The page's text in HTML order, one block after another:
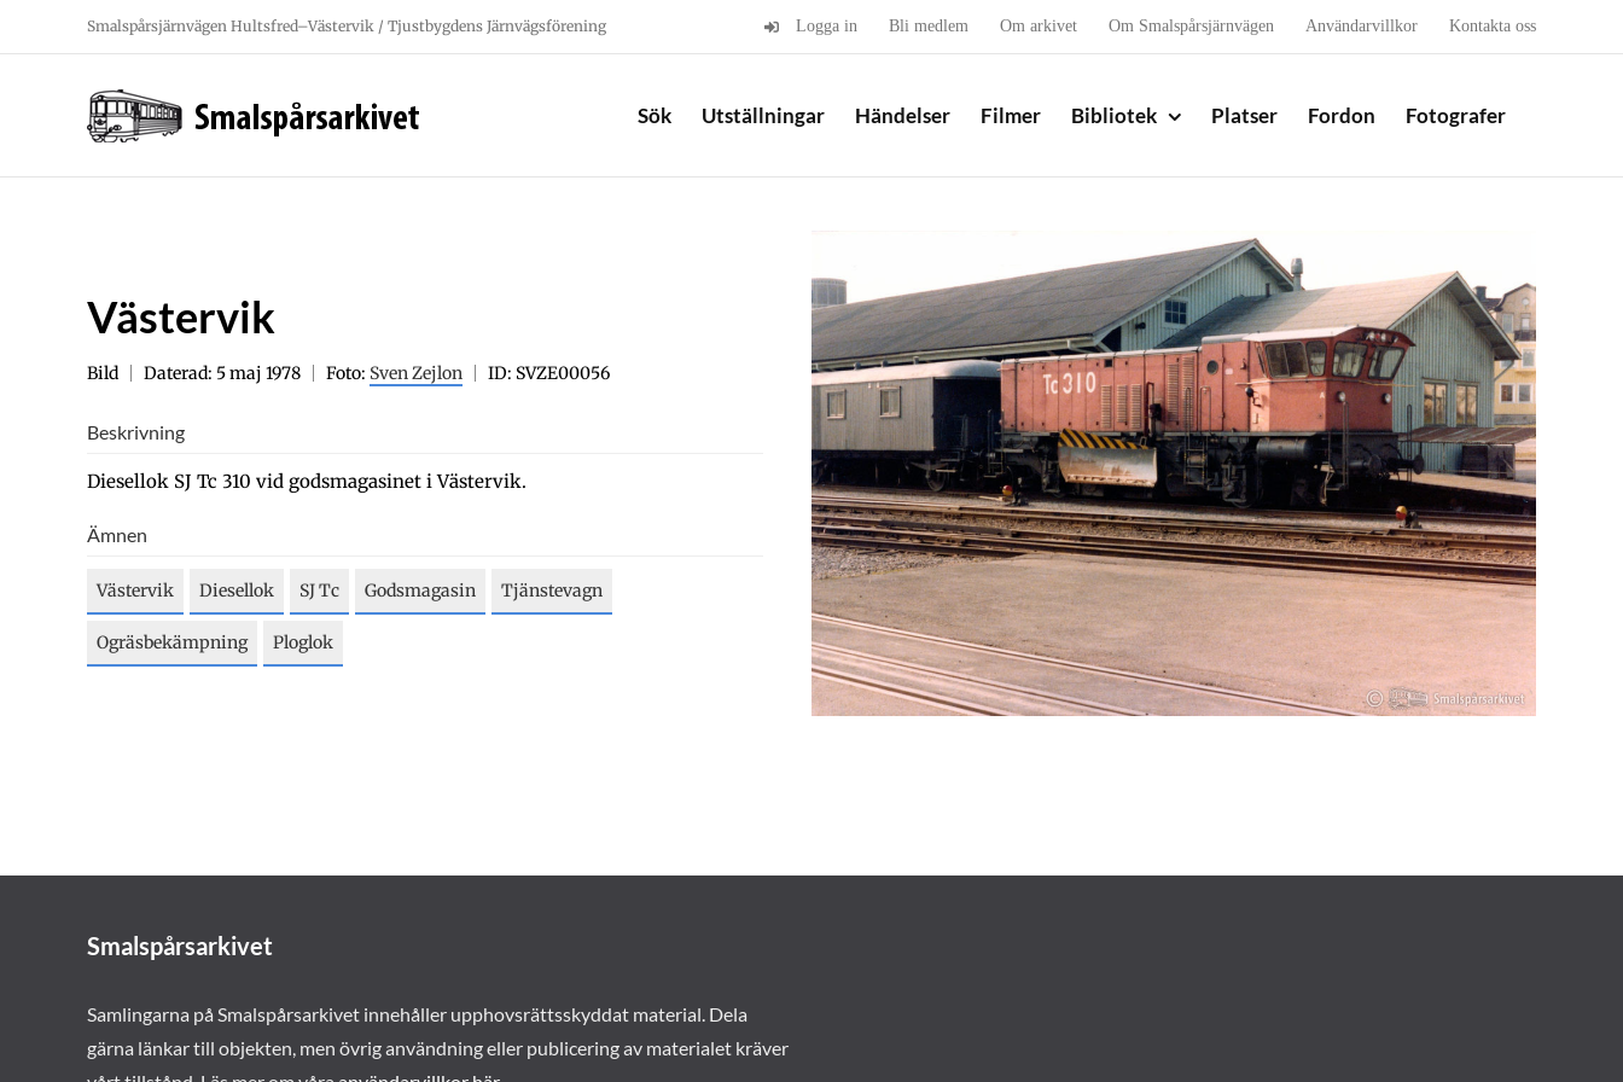
Smalspårsjärnvägen Hultsfred–Västervik / Tjustbygdens Järnvägsförening Logga in Bli medlem Om arkivet Om Smalspårsjärnvägen Användarvillkor Kontakta oss
Sök Utställningar Händelser Filmer Bibliotek Platser Fordon Fotografer
Västervik
Bild Daterad: 5 maj 1978 Foto: Sven Zejlon ID: SVZE00056
Beskrivning
Diesellok SJ Tc 310 vid godsmagasinet i Västervik.
Ämnen
Västervik Diesellok SJ Tc Godsmagasin Tjänstevagn
Ogräsbekämpning Ploglok
Smalspårsarkivet
Samlingarna på Smalspårsarkivet innehåller upphovsrättsskyddat material. Dela
gärna länkar till objekten, men övrig användning eller publicering av materialet kräver